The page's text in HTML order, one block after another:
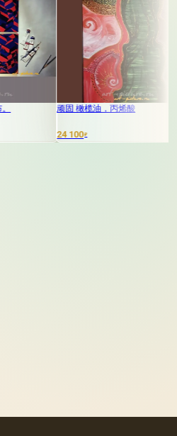
顽固 橄榄油，丙烯酸